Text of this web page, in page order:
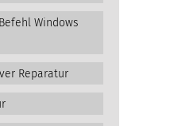
Windows
Reparatur